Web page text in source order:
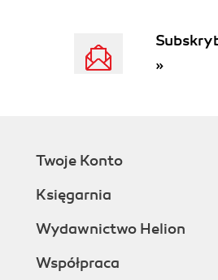
»
Twoje Konto
Księgarnia
Wydawnictwo Helion
Współpraca